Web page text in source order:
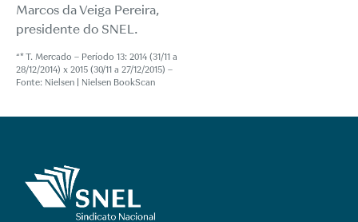
Marcos da Veiga Pereira,
presidente do SNEL.
“* T. Mercado – Período 13: 2014 (31/11 a
28/12/2014) x 2015 (30/11 a 27/12/2015) –
Fonte: Nielsen | Nielsen BookScan